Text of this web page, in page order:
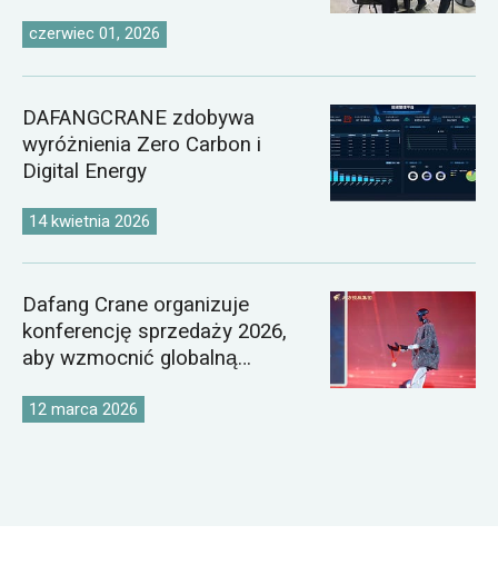
czerwiec 01, 2026
DAFANGCRANE zdobywa
wyróżnienia Zero Carbon i
Digital Energy
14 kwietnia 2026
Dafang Crane organizuje
konferencję sprzedaży 2026,
aby wzmocnić globalną
12 marca 2026